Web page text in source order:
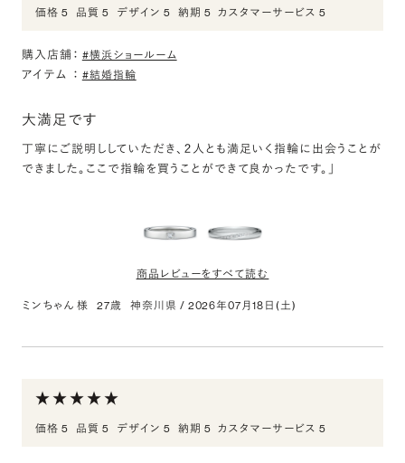
初めてダイヤモンドを購入したが、グレードや価格帯を詳しくご説
PT950 ニココ ダイヤモンド サイドストーン ネックレ
評価:
PT950 ニココ ダイヤモンド サイドストーン ネックレス
うど良いデザインだった。
価格 5 品質 5 デザイン 5 納期 5 カスタマーサービス 5
購入店舗： #横浜ショールーム
アイテム ： #結婚指輪
大満足です
丁寧にご説明ししていただき、２人とも満足いく指輪に出会うことが
できました。ここで指輪を買うことができて良かったです。」
商品レビューをすべて読む
リング 2.7mm 4-14
トレンディな指輪
周りであんまり見かけないデザインの指輪がいいなと思っていまし
ミンちゃん 様 27歳 神奈川県 / 2026年07月18日(土)
価格 5 品質 5 デザイン 5 納期 5 カスタマーサービス 5